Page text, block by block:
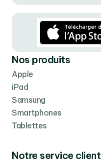
Nos produits
Apple
iPad
Samsung
Smartphones
Tablettes
Notre service client